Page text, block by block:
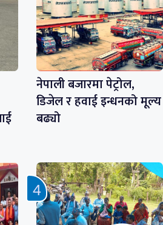
नेपाली बजारमा पेट्रोल,
डिजेल र हवाई इन्धनको मूल्य
बढ्यो